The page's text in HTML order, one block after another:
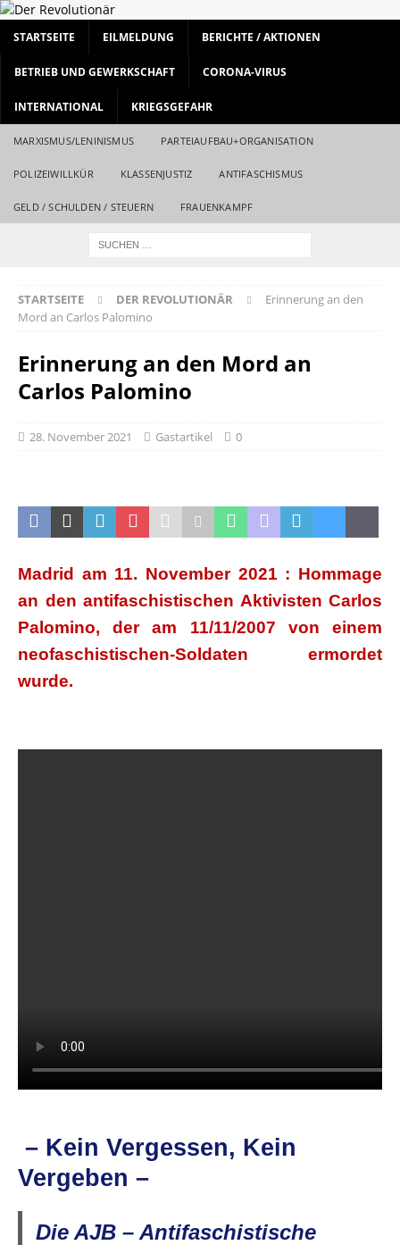
STARTSEITE EILMELDUNG BERICHTE / AKTIONEN
BETRIEB UND GEWERKSCHAFT CORONA-VIRUS
INTERNATIONAL KRIEGSGEFAHR
MARXISMUS/LENINISMUS PARTEIAUFBAU+ORGANISATION
POLIZEIWILLKÜR KLASSENJUSTIZ ANTIFASCHISMUS
GELD / SCHULDEN / STEUERN FRAUENKAMPF
STARTSEITE DER REVOLUTIONÄR
Erinnerung an den
Mord an Carlos Palomino
Erinnerung an den Mord an
Carlos Palomino
28. November 2021 Gastartikel 0
Madrid am 11. November 2021 : Hommage
an den antifaschistischen Aktivisten Carlos
Palomino, der am 11/11/2007 von einem
neofaschistischen-Soldaten ermordet
wurde.
– Kein Vergessen, Kein
Vergeben –
Die AJB – Antifaschistische